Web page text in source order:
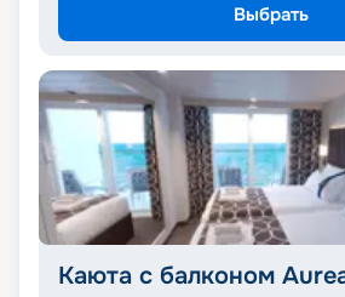
Выбрать
Каюта с балконом